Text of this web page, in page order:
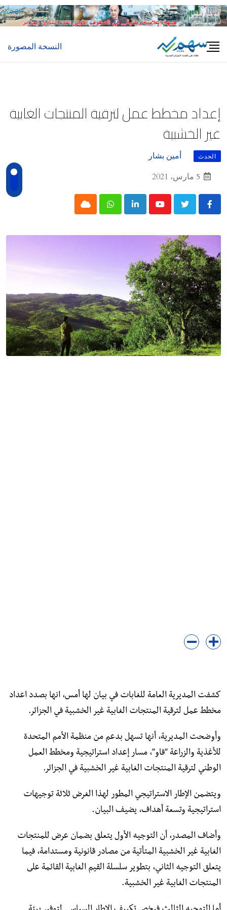
Skip
to
النسخة المصورة
إعداد مخطط عمل لترقية المنتجات الغابية
غير الخشبية
الحدث
أمين بشار
5 مارس، 2021
Youtube
LinkedIn
Whatsapp
Cloud
كشفت المديرية العامة للغابات في بيان لها أمس، انها بصدد اعداد
مخطط عمل لترقية المنتجات الغابية غير الخشبية في الجزائر.
وأوضحت المديرية، أنها تسهل بدعم من منظمة الأمم المتحدة
للأغذية والزراعة “فاو”، مسار إعداد استراتيجية ومخطط العمل
الوطني لترقية المنتجات الغابية غير الخشبية في الجزائر.
ويتضمن الإطار الاستراتيجي المطور لهذا الغرض ثلاثة توجيهات
استراتيجية وتسعة أهداف، يضيف البيان.
وأضاف المصدر، أن التوجيه الأول يتعلق بضمان عرض للمنتجات
الغابية غير الخشبية المتأتية من مصادر قانونية ومستدامة، فيما
يتعلق التوجيه الثاني، بتطوير سلسلة القيم الغابية القائمة على
المنتجات الغابية غير الخشبية.